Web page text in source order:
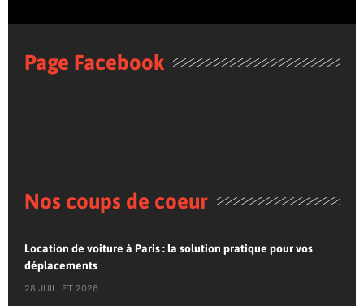
Page Facebook
Nos coups de coeur
Location de voiture à Paris : la solution pratique pour vos
déplacements
28 JUILLET 2026